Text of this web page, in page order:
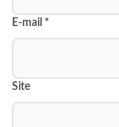
E-mail *
Site